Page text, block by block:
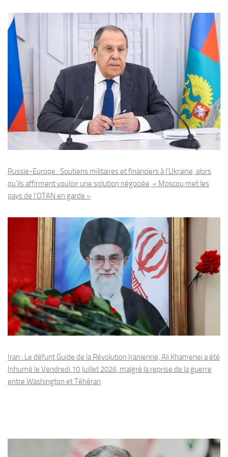
Russie-Europe : Soutiens militaires et financiers à l’Ukraine, alors
qu’ils affirment vouloir une solution négociée, « Moscou met les
pays de l’OTAN en garde »
Iran : Le défunt Guide de la Révolution Iranienne, Ali Khamenei a été
Inhumé le Vendredi 10 Juillet 2026, malgré la reprise de la guerre
entre Washington et Téhéran